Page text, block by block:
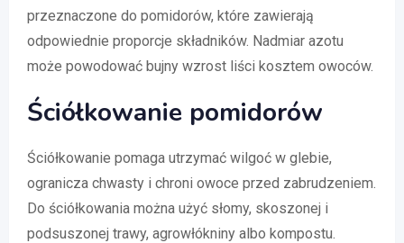
przeznaczone do pomidorów, które zawierają
odpowiednie proporcje składników. Nadmiar azotu
może powodować bujny wzrost liści kosztem owoców.
Ściółkowanie pomidorów
Ściółkowanie pomaga utrzymać wilgoć w glebie,
ogranicza chwasty i chroni owoce przed zabrudzeniem.
Do ściółkowania można użyć słomy, skoszonej i
podsuszonej trawy, agrowłókniny albo kompostu.